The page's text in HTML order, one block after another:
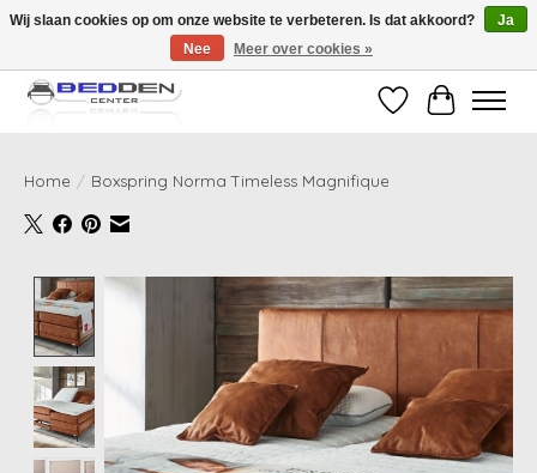
Standaard matrassen binnen 24 uur gratis geleverd!
Verlanglijst
Home / Boxspring Norma Timeless Magnifique
Product image slideshow Items
Wij slaan cookies op om onze website te verbeteren. Is dat akkoord?
Ja
Nee
Meer over cookies »